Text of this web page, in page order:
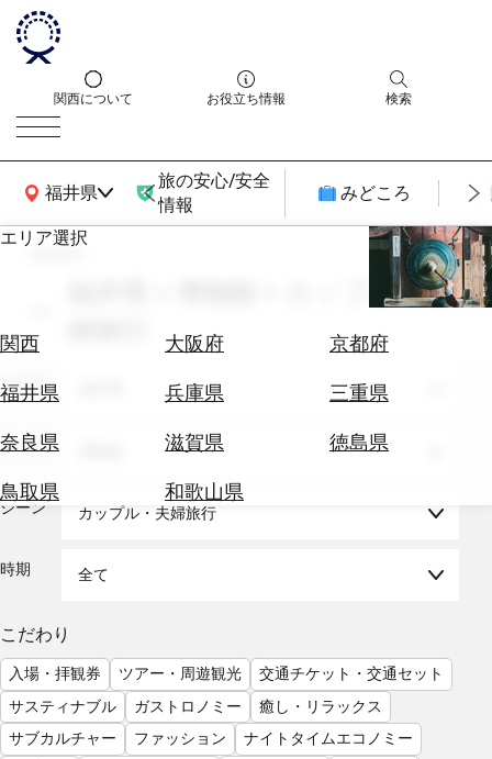
関西について お役立ち情報 検索
福井県
関西広域MAP
旅の安心/安全
情報
みどころ
エリア選択
関西 大阪府
京都府
福井県
兵庫県
三重県
奈良県
滋賀県
徳島県
鳥取県
和歌山県
エ
券
テ
を
る
気
を
見
る
search
福井県 × 博物館 × カップル・夫
エリア
テーマ
シーン カップル・夫婦旅行
時期 全て
こだわり
入場・拝観券 ツアー・周遊観光
交通チケット・交通セット
サスティナブル
ガストロノミー
癒し・リラックス
サブカルチャー
ファッション
ナイトタイムエコノミー